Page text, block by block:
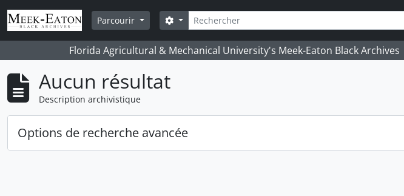
Skip to main content
Parcourir
Rechercher
Search options
Florida Agricultural & Mechanical University's Meek-Eaton Black Archives
Aucun résultat
Description archivistique
Options de recherche avancée